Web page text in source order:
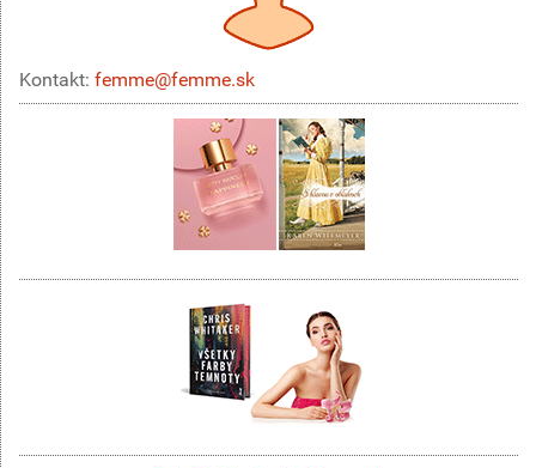
Kontakt: femme@femme.sk